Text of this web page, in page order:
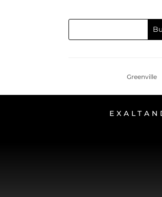
Greenville